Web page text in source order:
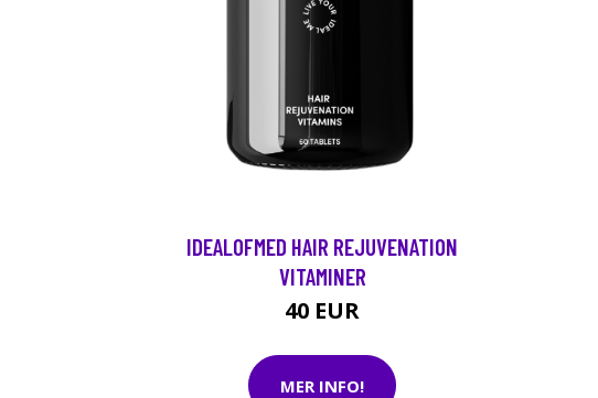
IDEALOFMED HAIR REJUVENATION
VITAMINER
40 EUR
MER INFO!